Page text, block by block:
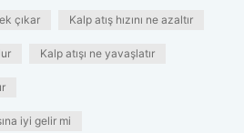
çıkar Kalp atış hızını ne azaltır
Kalp atışı ne yavaşlatır
iyi gelir mi